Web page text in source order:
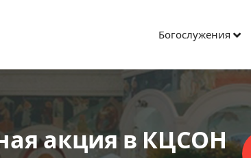
Богослужения
акция в КЦСОН